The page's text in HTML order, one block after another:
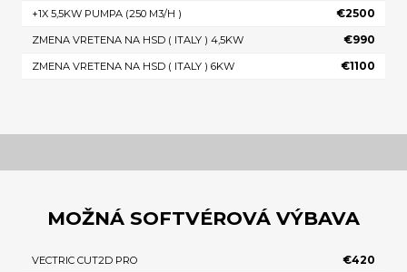
+1X 5,5KW PUMPA (250 M3/H ) €2500
ZMENA VRETENA NA HSD ( ITALY ) 4,5KW €990
ZMENA VRETENA NA HSD ( ITALY ) 6KW €1100
MOŽNÁ SOFTVÉROVÁ VÝBAVA
VECTRIC CUT2D PRO €420